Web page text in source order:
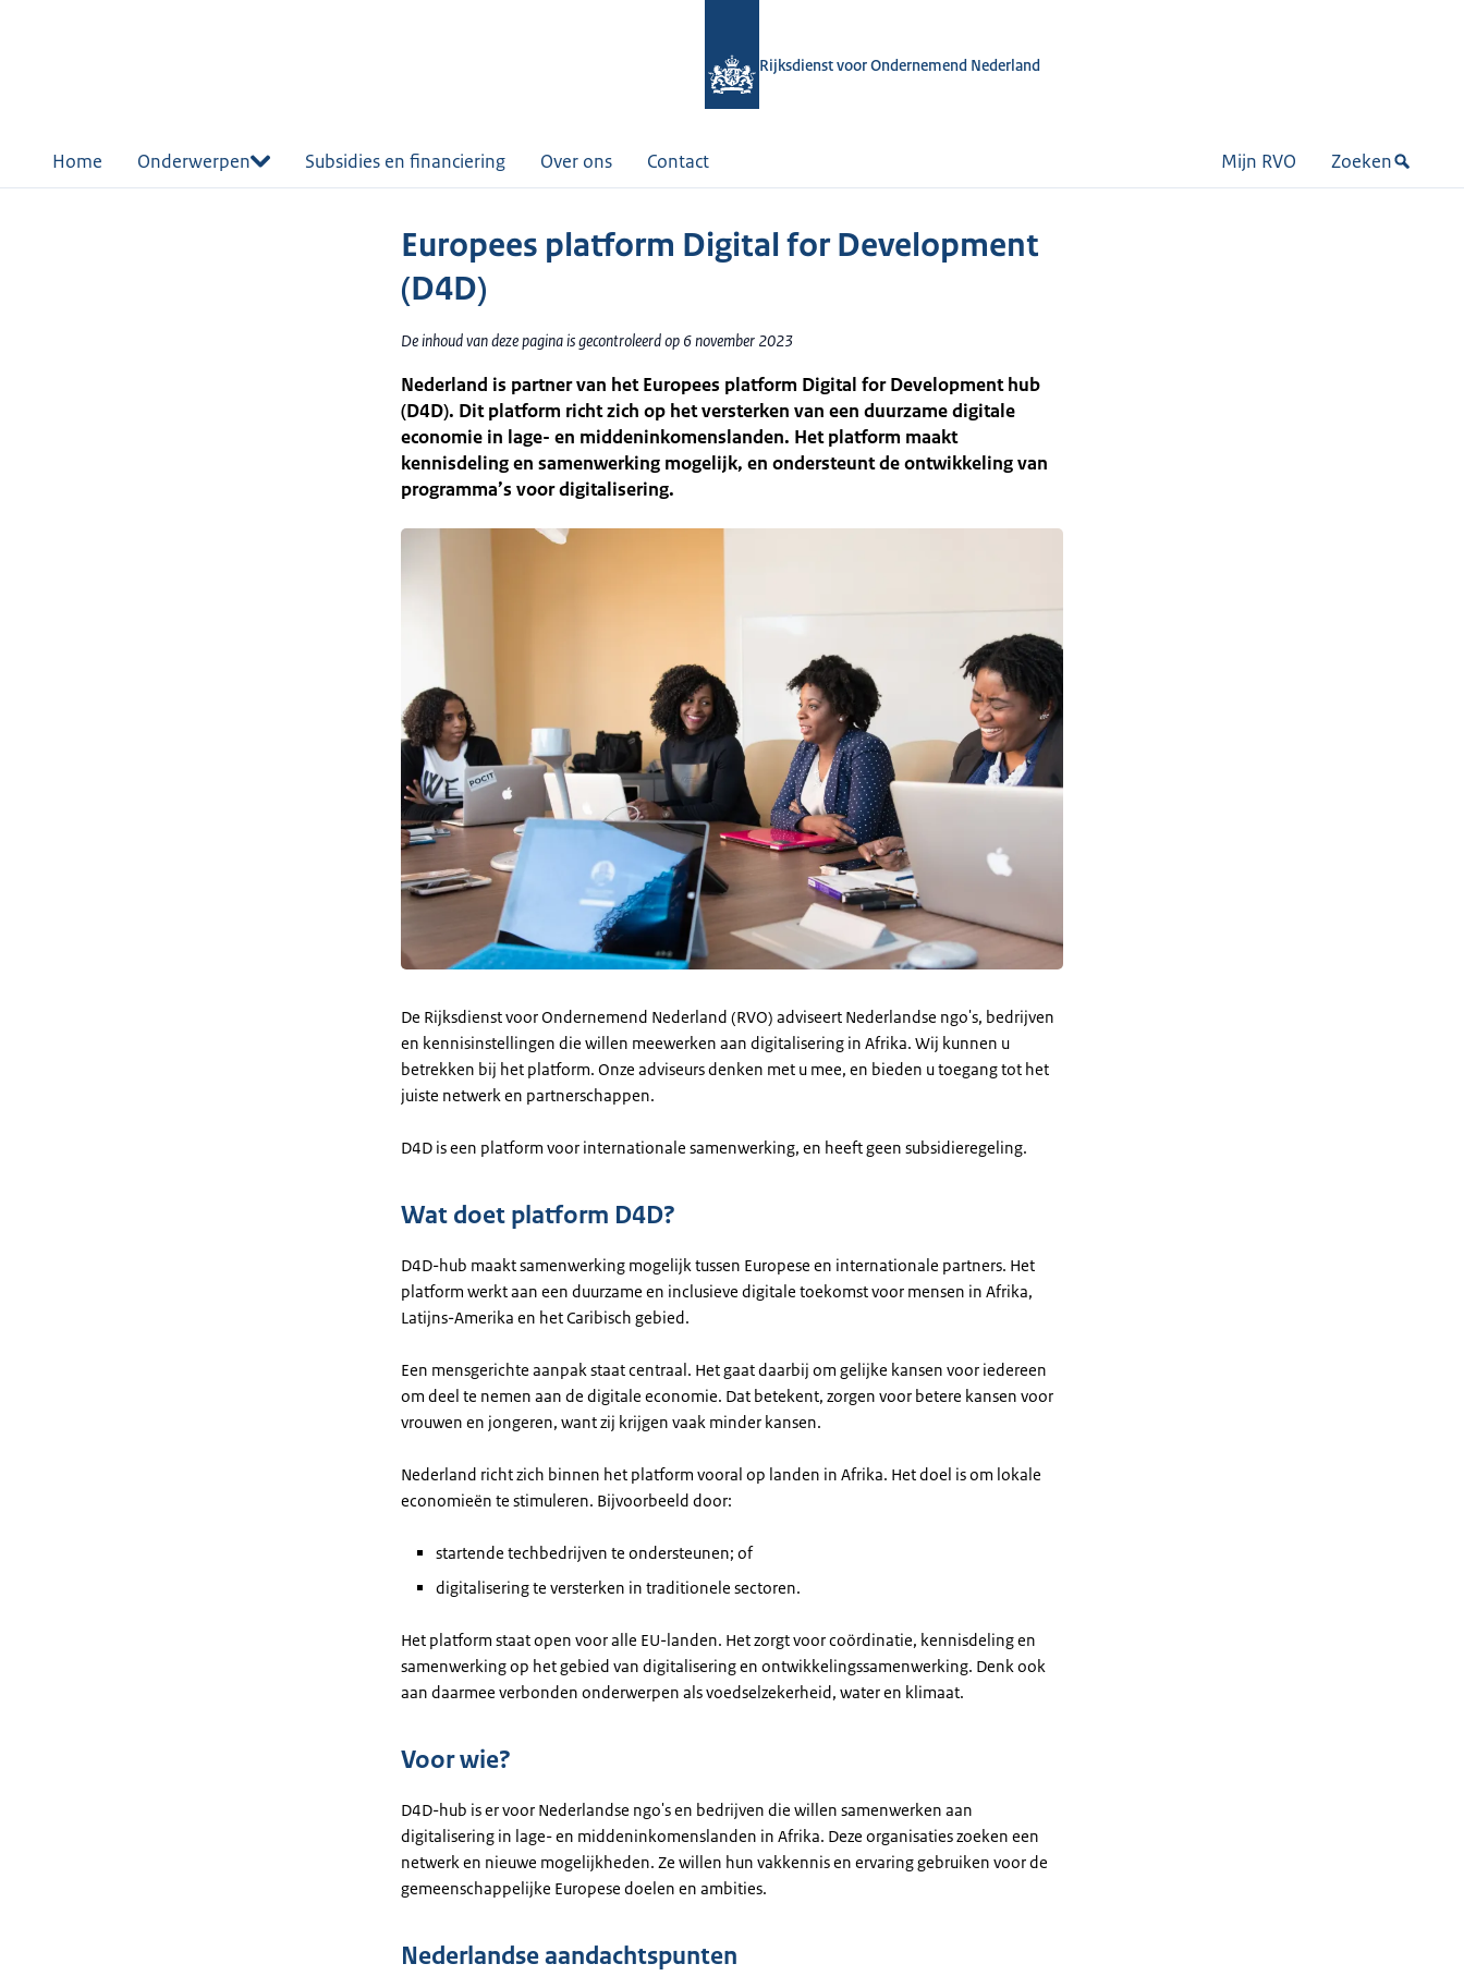
Rijksdienst voor Ondernemend Nederland
Home Onderwerpen Subsidies en financiering Over ons Contact Mijn RVO Zoeken
Europees platform Digital for Development
(D4D)
De inhoud van deze pagina is gecontroleerd op 6 november 2023
Nederland is partner van het Europees platform Digital for Development hub
(D4D). Dit platform richt zich op het versterken van een duurzame digitale
economie in lage- en middeninkomenslanden. Het platform maakt
kennisdeling en samenwerking mogelijk, en ondersteunt de ontwikkeling van
programma’s voor digitalisering.
De Rijksdienst voor Ondernemend Nederland (RVO) adviseert Nederlandse ngo's, bedrijven
en kennisinstellingen die willen meewerken aan digitalisering in Afrika. Wij kunnen u
betrekken bij het platform. Onze adviseurs denken met u mee, en bieden u toegang tot het
juiste netwerk en partnerschappen.
D4D is een platform voor internationale samenwerking, en heeft geen subsidieregeling.
Wat doet platform D4D?
D4D-hub maakt samenwerking mogelijk tussen Europese en internationale partners. Het
platform werkt aan een duurzame en inclusieve digitale toekomst voor mensen in Afrika,
Latijns-Amerika en het Caribisch gebied.
Een mensgerichte aanpak staat centraal. Het gaat daarbij om gelijke kansen voor iedereen
om deel te nemen aan de digitale economie. Dat betekent, zorgen voor betere kansen voor
vrouwen en jongeren, want zij krijgen vaak minder kansen.
Nederland richt zich binnen het platform vooral op landen in Afrika. Het doel is om lokale
economieën te stimuleren. Bijvoorbeeld door:
startende techbedrijven te ondersteunen; of
digitalisering te versterken in traditionele sectoren.
Het platform staat open voor alle EU-landen. Het zorgt voor coördinatie, kennisdeling en
samenwerking op het gebied van digitalisering en ontwikkelingssamenwerking. Denk ook
aan daarmee verbonden onderwerpen als voedselzekerheid, water en klimaat.
Voor wie?
D4D-hub is er voor Nederlandse ngo's en bedrijven die willen samenwerken aan
digitalisering in lage- en middeninkomenslanden in Afrika. Deze organisaties zoeken een
netwerk en nieuwe mogelijkheden. Ze willen hun vakkennis en ervaring gebruiken voor de
gemeenschappelijke Europese doelen en ambities.
Nederlandse aandachtspunten